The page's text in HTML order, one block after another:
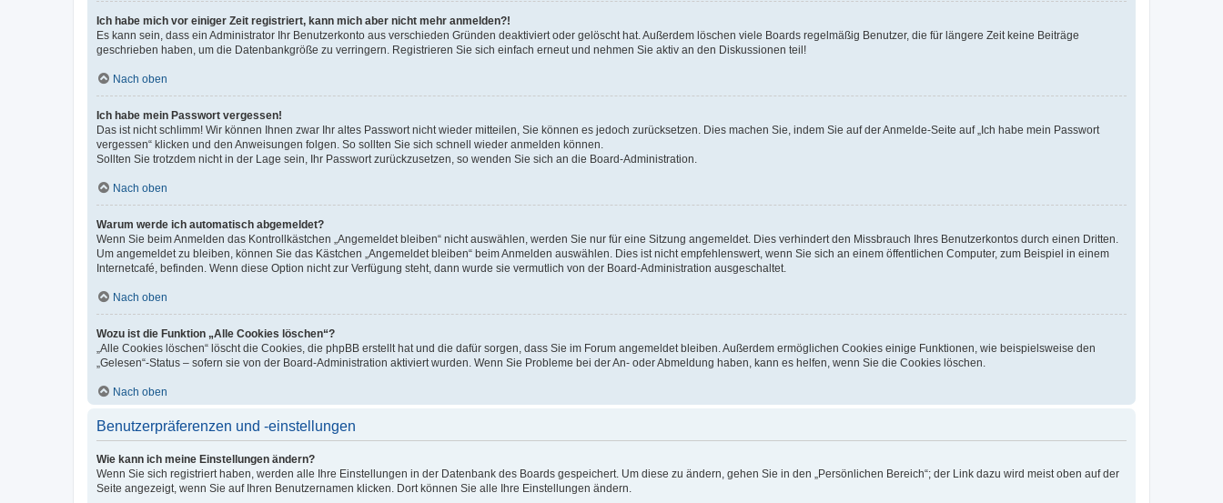
Ich habe mich vor einiger Zeit registriert, kann mich aber nicht mehr anmelden?!
Es kann sein, dass ein Administrator Ihr Benutzerkonto aus verschieden Gründen deaktiviert oder gelöscht hat. Außerdem löschen viele Boards regelmäßig Benutzer, die für längere Zeit keine Beiträge
geschrieben haben, um die Datenbankgröße zu verringern. Registrieren Sie sich einfach erneut und nehmen Sie aktiv an den Diskussionen teil!
Nach oben
Ich habe mein Passwort vergessen!
Das ist nicht schlimm! Wir können Ihnen zwar Ihr altes Passwort nicht wieder mitteilen, Sie können es jedoch zurücksetzen. Dies machen Sie, indem Sie auf der Anmelde-Seite auf „Ich habe mein Passwort
vergessen“ klicken und den Anweisungen folgen. So sollten Sie sich schnell wieder anmelden können.
Sollten Sie trotzdem nicht in der Lage sein, Ihr Passwort zurückzusetzen, so wenden Sie sich an die Board-Administration.
Nach oben
Warum werde ich automatisch abgemeldet?
Wenn Sie beim Anmelden das Kontrollkästchen „Angemeldet bleiben“ nicht auswählen, werden Sie nur für eine Sitzung angemeldet. Dies verhindert den Missbrauch Ihres Benutzerkontos durch einen Dritten.
Um angemeldet zu bleiben, können Sie das Kästchen „Angemeldet bleiben“ beim Anmelden auswählen. Dies ist nicht empfehlenswert, wenn Sie sich an einem öffentlichen Computer, zum Beispiel in einem
Internetcafé, befinden. Wenn diese Option nicht zur Verfügung steht, dann wurde sie vermutlich von der Board-Administration ausgeschaltet.
Nach oben
Wozu ist die Funktion „Alle Cookies löschen“?
„Alle Cookies löschen“ löscht die Cookies, die phpBB erstellt hat und die dafür sorgen, dass Sie im Forum angemeldet bleiben. Außerdem ermöglichen Cookies einige Funktionen, wie beispielsweise den
„Gelesen“-Status – sofern sie von der Board-Administration aktiviert wurden. Wenn Sie Probleme bei der An- oder Abmeldung haben, kann es helfen, wenn Sie die Cookies löschen.
Nach oben
Benutzerpräferenzen und -einstellungen
Wie kann ich meine Einstellungen ändern?
Wenn Sie sich registriert haben, werden alle Ihre Einstellungen in der Datenbank des Boards gespeichert. Um diese zu ändern, gehen Sie in den „Persönlichen Bereich“; der Link dazu wird meist oben auf der
Seite angezeigt, wenn Sie auf Ihren Benutzernamen klicken. Dort können Sie alle Ihre Einstellungen ändern.